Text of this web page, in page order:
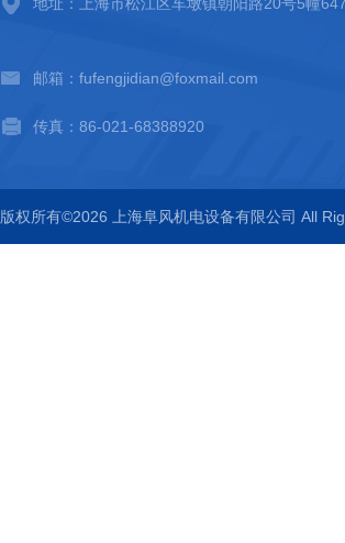
邮箱：fufengjidian@foxmail.com
传真：86-021-68388920
版权所有©2026 上海阜风机电设备有限公司 All